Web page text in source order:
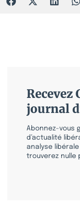
journal
Abonnez-vous
d’actualité
analyse
trouverez nulle